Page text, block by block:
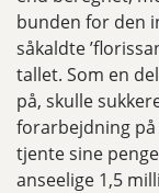
bunden for den
såkaldte
tallet. Som en
på, skulle
forarbejdning
tjente sine
anseelige 1,5